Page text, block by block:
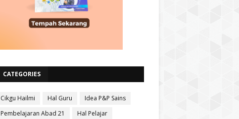
CATEGORIES
Cikgu Hailmi Hal Guru
Idea P&P Sains
Pembelajaran Abad 21
Hal Pelajar